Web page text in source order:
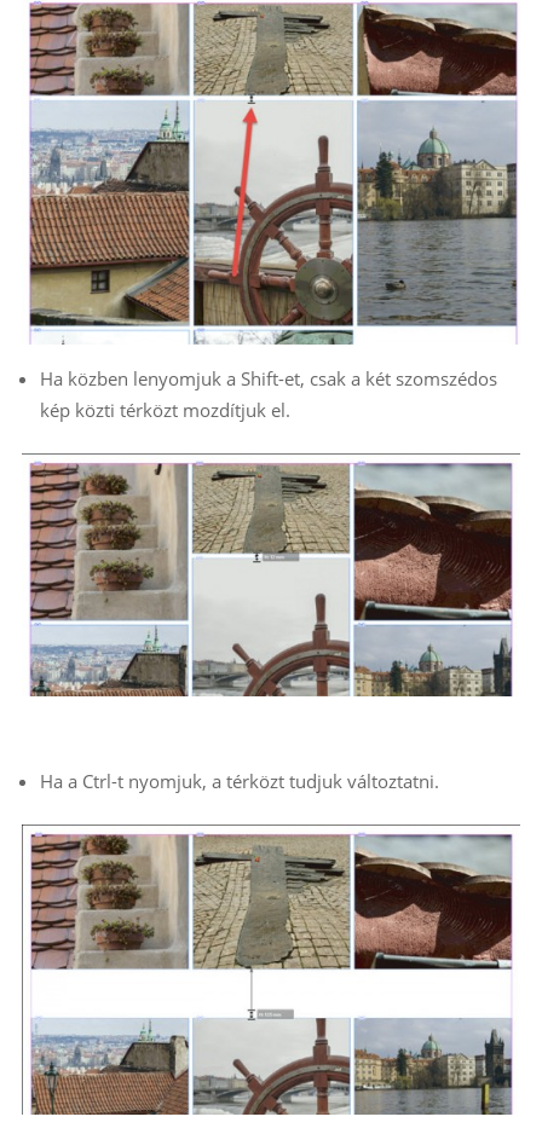
Ha közben lenyomjuk a Shift-et, csak a két szomszédos
kép közti térközt mozdítjuk el.
Ha a Ctrl-t nyomjuk, a térközt tudjuk változtatni.